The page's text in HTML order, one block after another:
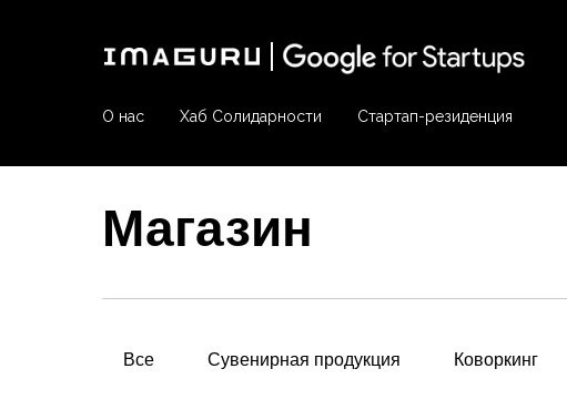
О нас Стартап-резиденция
Хаб Солидарности
Магазин
Все Сувенирная продукция Коворкинг